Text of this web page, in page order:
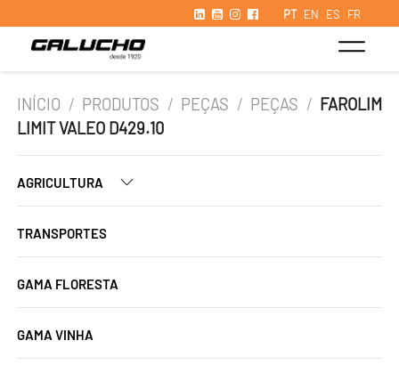
PT EN ES FR
INÍCIO / PRODUTOS / PEÇAS / PEÇAS / FAROLIM
LIMIT VALEO D429.10
AGRICULTURA
TRANSPORTES
GAMA FLORESTA
GAMA VINHA